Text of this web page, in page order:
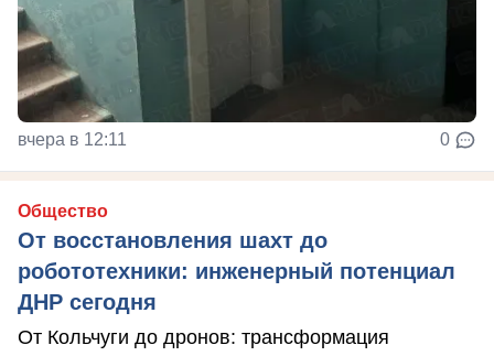
вчера в 12:11 0
Общество
От восстановления шахт до
робототехники: инженерный потенциал
ДНР сегодня
От Кольчуги до дронов: трансформация